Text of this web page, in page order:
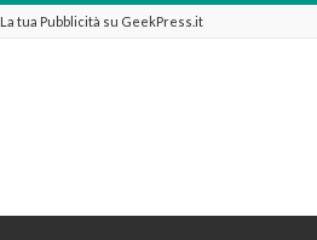
La tua Pubblicità su GeekPress.it